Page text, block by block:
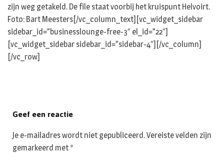
zijn weg getakeld. De file staat voorbij het kruispunt Helvoirt.
Foto: Bart Meesters[/vc_column_text][vc_widget_sidebar
sidebar_id=”businesslounge-free-3″ el_id=”22″]
[vc_widget_sidebar sidebar_id=”sidebar-4″][/vc_column]
[/vc_row]
Geef een reactie
Je e-mailadres wordt niet gepubliceerd.Vereiste velden zijn
gemarkeerd met *